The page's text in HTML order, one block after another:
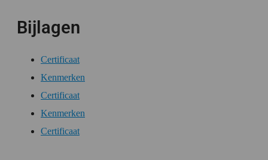
Bijlagen
Certificaat
Kenmerken
Certificaat
Kenmerken
Certificaat